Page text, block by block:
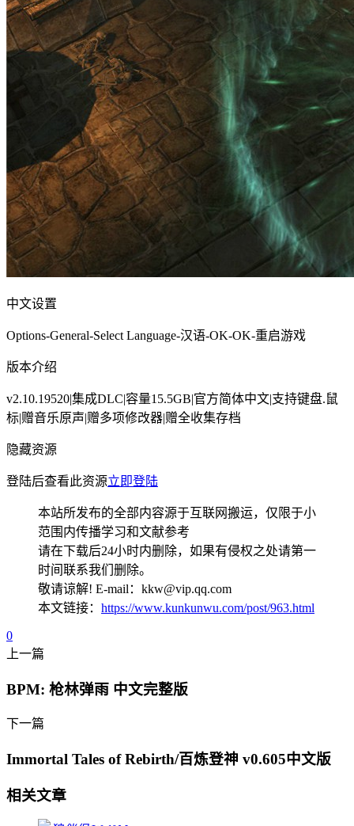
中文设置
Options-General-Select Language-汉语-OK-OK-重启游戏
版本介绍
v2.10.19520|集成DLC|容量15.5GB|官方简体中文|支持键盘.鼠
标|赠音乐原声|赠多项修改器|赠全收集存档
隐藏资源
登陆后查看此资源立即登陆
本站所发布的全部内容源于互联网搬运，仅限于小
范围内传播学习和文献参考
请在下载后24小时内删除，如果有侵权之处请第一
时间联系我们删除。
敬请谅解! E-mail：kkw@vip.qq.com
本文链接： https://www.kunkunwu.com/post/963.html
0
上一篇
BPM: 枪林弹雨 中文完整版
下一篇
Immortal Tales of Rebirth/百炼登神 v0.605中文版
相关文章